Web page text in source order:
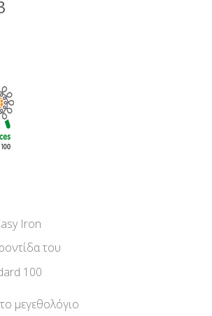
Iron
του
100
μεγεθολόγιο